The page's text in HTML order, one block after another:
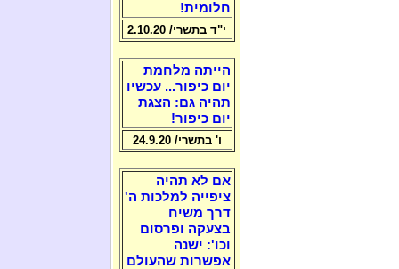
חלומית!
י"ד בתשרי/ 2.10.20
הייתה מלחמת
יום כיפור... עכשיו
תהיה גם: הצגת
יום כיפור!
ו' בתשרי/ 24.9.20
אם לא תהיה
ציפייה למלכות ה'
דרך משיח
בצעקה ופרסום
וכו': ישנה
אפשרות שהעולם